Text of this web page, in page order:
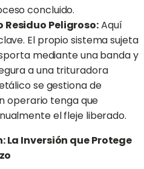
concluido.
Peligroso:Aquí
El propio sistema sujeta
mediante una banda y
a una trituradora
se gestiona de
operario tenga que
el fleje liberado.
Inversión que Protege